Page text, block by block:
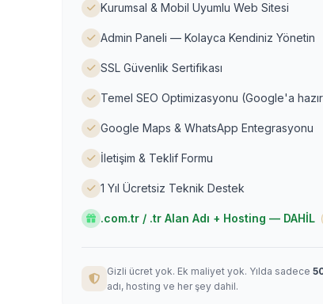
Kurumsal & Mobil Uyumlu Web Sitesi
Admin Paneli — Kolayca Kendiniz Yönetin
SSL Güvenlik Sertifikası
Temel SEO Optimizasyonu (Google'a
Google Maps & WhatsApp Entegrasyonu
İletişim & Teklif Formu
1 Yıl Ücretsiz Teknik Destek
.com.tr / .tr Alan Adı + Hosting — DAHİL
Gizli ücret yok. Ek maliyet yok. Yılda sadece
adı, hosting ve her şey dahil.